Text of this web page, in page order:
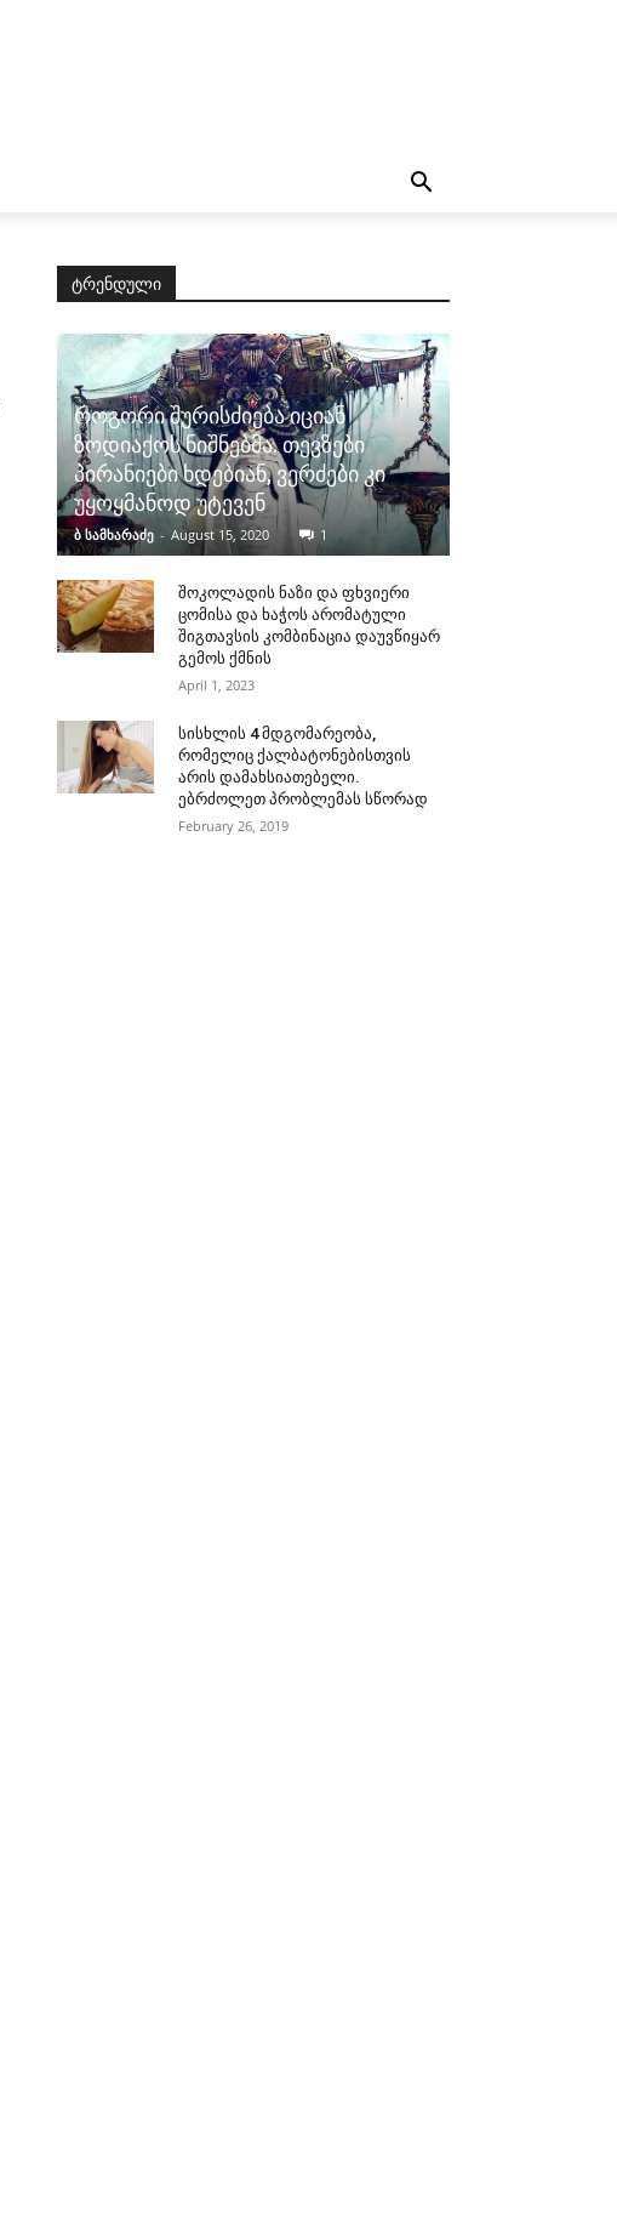
ტრენდული
როგორი შურისძიება იციან
ზოდიაქოს ნიშნებმა. თევზები
პირანიები ხდებიან, ვერძები კი
უყოყმანოდ უტევენ
ბ სამხარაძე - August 15, 2020 1
შოკოლადის ნაზი და ფხვიერი
ცომისა და ხაჭოს არომატული
შიგთავსის კომბინაცია დაუვწიყარ
გემოს ქმნის
April 1, 2023
სისხლის 4 მდგომარეობა,
რომელიც ქალბატონებისთვის
არის დამახსიათებელი.
ებრძოლეთ პრობლემას სწორად
February 26, 2019